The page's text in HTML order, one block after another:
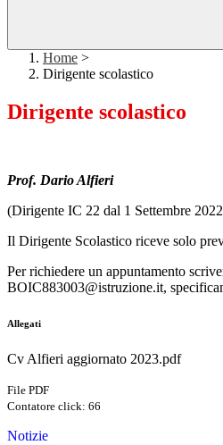
Home >
Dirigente scolastico
Dirigente scolastico
Prof. Dario Alfieri
(Dirigente IC 22 dal 1 Settembre
Il Dirigente Scolastico riceve solo
Per richiedere un appuntamento
BOIC883003@istruzione.it,
Allegati
Cv Alfieri aggiornato 2023.pdf
File PDF
Contatore click: 66
Notizie